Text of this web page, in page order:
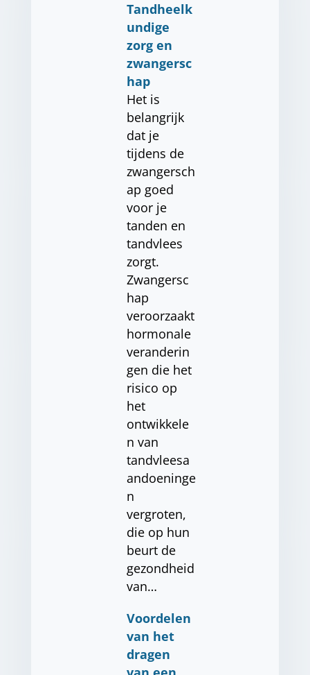
Tandheelk
undige
zorg en
zwangersc
hap
Het is
belangrijk
dat je
tijdens de
zwangersch
ap goed
voor je
tanden en
tandvlees
zorgt.
Zwangersc
hap
veroorzaakt
hormonale
veranderin
gen die het
risico op
het
ontwikkele
n van
tandvleesa
andoeninge
n
vergroten,
die op hun
beurt de
gezondheid
van…
Voordelen
van het
dragen